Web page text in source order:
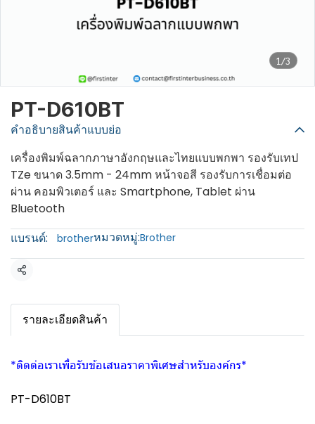
1/3
PT-D610BT
คำอธิบายสินค้าแบบย่อ
เครื่องพิมพ์ฉลากภาษาอังกฤษและไทยแบบพกพา รองรับเทป
TZe ขนาด 3.5mm - 24mm หน้าจอสี รองรับการเชื่อมต่อ
ผ่าน คอมพิวเตอร์ และ Smartphone, Tablet ผ่าน
Bluetooth
แบรนด์:
brotherหมวดหมู่:Brother
แชร์
รายละเอียดสินค้า
*ติดต่อเราเพื่อรับข้อเสนอราคาพิเศษสำหรับองค์กร*
PT-D610BT